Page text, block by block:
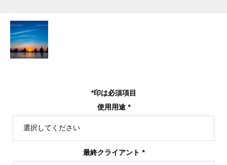
*印は必須項目
使用用途 *
最終クライアント *